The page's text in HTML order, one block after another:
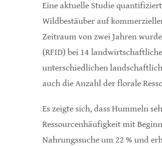
Eine aktuelle Studie
Wildbestäuber auf
Zeitraum von zwei Jahren
(RFID) bei 14
unterschiedlichen
auch die Anzahl der florale
Es zeigte sich, dass Hummeln
Ressourcenhäufigkeit mit
Nahrungssuche um 22 % und